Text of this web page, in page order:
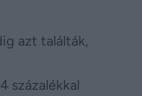
azt találták,
százalékkal